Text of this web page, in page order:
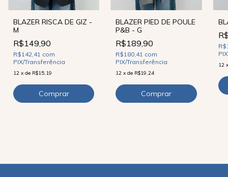
BLAZER RISCA DE GIZ -
M
R$149,90
R$142,41 com
PIX/Transferência
12 x de R$15,19
BLAZER PIED DE POULE
P&B - G
R$189,90
R$180,41 com
PIX/Transferência
12 xde R$19,24
12